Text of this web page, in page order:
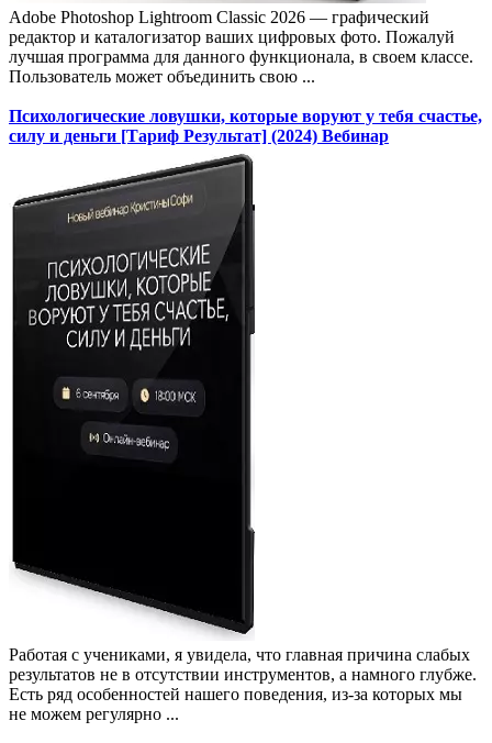
Adobe Photoshop Lightroom Classic 2026 — графический
редактор и каталогизатор ваших цифровых фото. Пожалуй
лучшая программа для данного функционала, в своем классе.
Пользователь может объединить свою ...
Психологические ловушки, которые воруют у тебя счастье,
силу и деньги [Тариф Результат] (2024) Вебинар
Работая с учениками, я увидела, что главная причина слабых
результатов не в отсутствии инструментов, а намного глубже.
Есть ряд особенностей нашего поведения, из-за которых мы
не можем регулярно ...